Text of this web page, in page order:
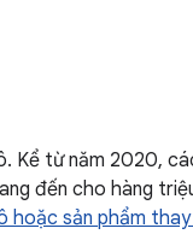
Kể từ năm 2020,
đến cho hàng
hoặc sản phẩm